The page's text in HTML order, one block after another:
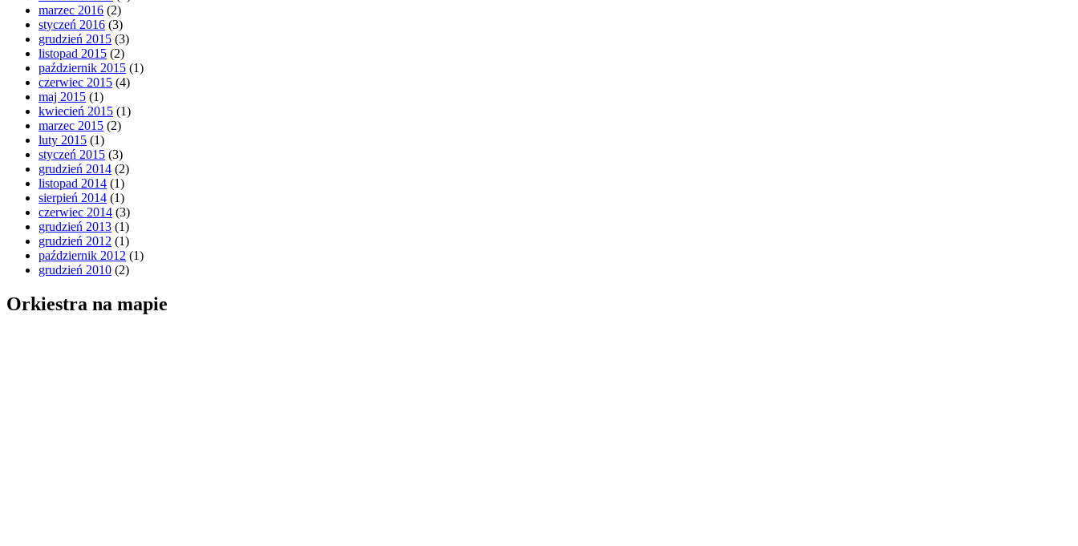
marzec 2016 (2)
styczeń 2016 (3)
grudzień 2015 (3)
listopad 2015 (2)
październik 2015 (1)
czerwiec 2015 (4)
maj 2015 (1)
kwiecień 2015 (1)
marzec 2015 (2)
luty 2015 (1)
styczeń 2015 (3)
grudzień 2014 (2)
listopad 2014 (1)
sierpień 2014 (1)
czerwiec 2014 (3)
grudzień 2013 (1)
grudzień 2012 (1)
październik 2012 (1)
grudzień 2010 (2)
Orkiestra na mapie